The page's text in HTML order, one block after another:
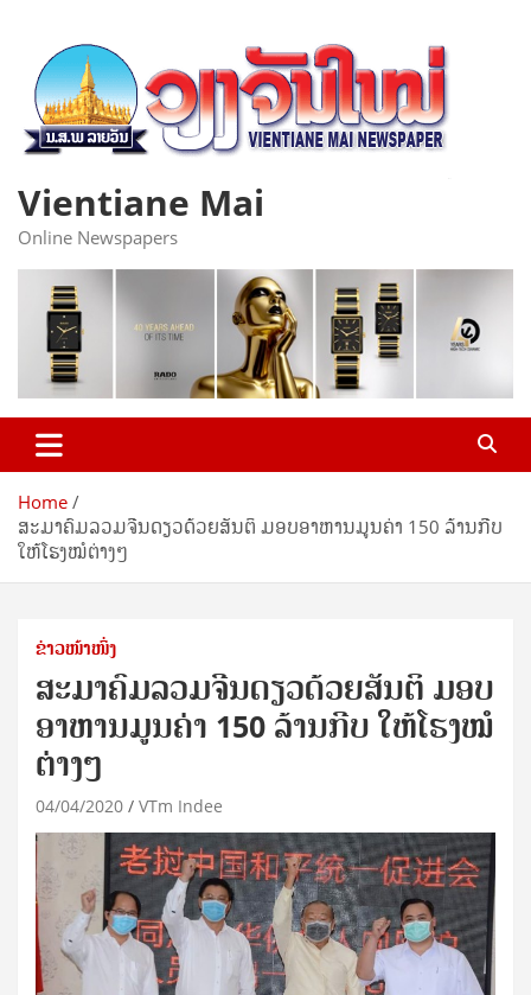
content
Vientiane Mai
Online Newspapers
Home
ສະມາຄົມລວມຈີນດຽວດ້ວຍສັນຕິ ມອບອາຫານມູນຄ່າ 150 ລ້ານກີບ
ໃຫ້ໂຮງໝໍຕ່າງໆ
ຂ່າວໜ້າໜຶ່ງ
ສະມາຄົມລວມຈີນດຽວດ້ວຍສັນຕິ ມອບ
ອາຫານມູນຄ່າ 150 ລ້ານກີບ ໃຫ້ໂຮງໝໍ
ຕ່າງໆ
04/04/2020 VTm Indee